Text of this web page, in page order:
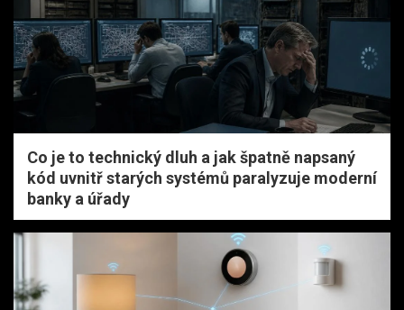
Co je to technický dluh a jak špatně napsaný
kód uvnitř starých systémů paralyzuje moderní
banky a úřady